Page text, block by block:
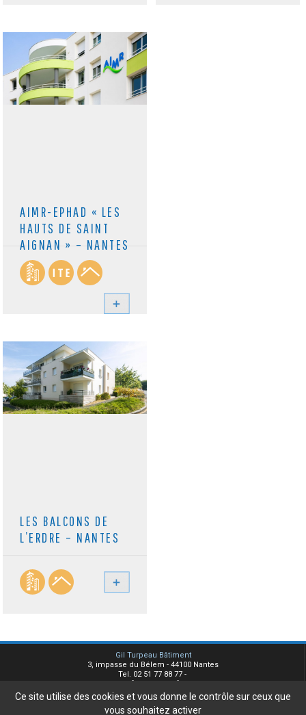
AIMR-EPHAD « LES
HAUTS DE SAINT
AIGNAN » – NANTES
LES BALCONS DE
L’ERDRE – NANTES
Gil Turpeau Bâtiment
3, impasse du Bélem - 44100 Nantes
Tel. 02 51 77 88 77 -
info@turpeau.fr
Plan du site
Ce site utilise des cookies et vous donne le contrôle sur ceux que
vous souhaitez activer